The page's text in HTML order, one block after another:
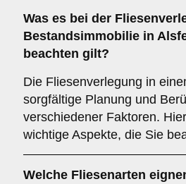
Was es bei der
Bestandsimmobilie in
beachten gilt?
Die Fliesenverlegung in
sorgfältige Planung und
verschiedener Faktoren.
wichtige Aspekte, die Sie
Welche Fliesenarten